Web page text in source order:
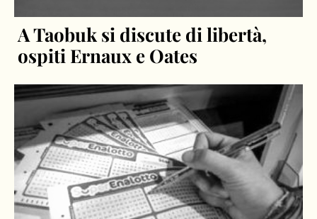
A Taobuk si discute di libertà,
ospiti Ernaux e Oates